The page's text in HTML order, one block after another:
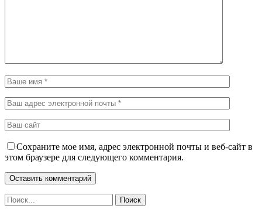
Сохраните мое имя, адрес электронной почты и веб-сайт в
этом браузере для следующего комментария.